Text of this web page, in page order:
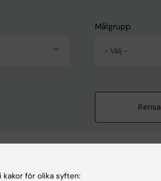
Målgrupp
- Välj -
Rensa
kakor för olika syften: